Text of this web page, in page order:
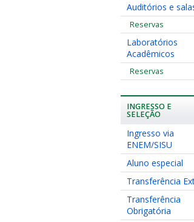
Auditórios e
Reservas
Laboratórios
Acadêmicos
Reservas
INGRESSO E
SELEÇÃO
Ingresso via
ENEM/SISU
Aluno especial
Transferência
Transferência
Obrigatória